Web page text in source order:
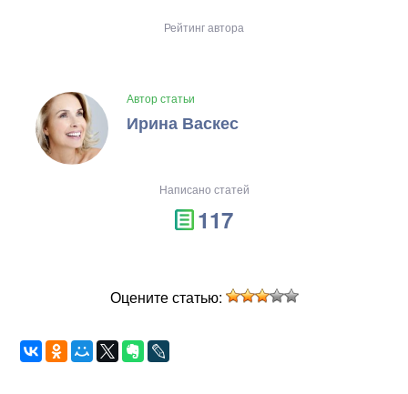
Рейтинг автора
Автор статьи
Ирина Васкес
Написано статей
117
Оцените статью: